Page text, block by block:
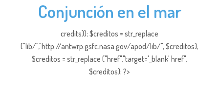
Conjunción en el mar
credits)); $creditos = str_replace
("lib/","http://antwrp.gsfc.nasa.gov/apod/lib/", $creditos);
$creditos = str_replace ("href","target='_blank' href",
$creditos); ?>